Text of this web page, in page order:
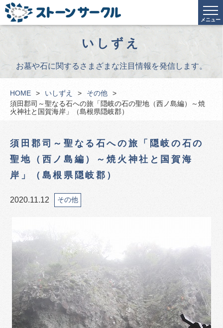
メニュー
いしずえ
お墓や石に関するさまざまな注目情報を発信します。
HOME いしずえ
その他
須田郡司～聖なる石への旅「隠岐の石の聖地（西ノ島編）～焼
火神社と国賀海岸」（島根県隠岐郡）
須田郡司～聖なる石への旅「隠岐の石の
聖地（西ノ島編）～焼火神社と国賀海
岸」（島根県隠岐郡）
2020.11.12 その他